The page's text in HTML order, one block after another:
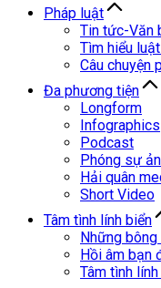
Pháp luật
Tin tức-Văn
Tìm hiểu
Câu chuyện
Đa phương tiện
Longform
Infographics
Podcast
Phóng sự
Hải quân
Short Video
Tâm tình lính biển
Những
Hồi âm bạn
Tâm tình